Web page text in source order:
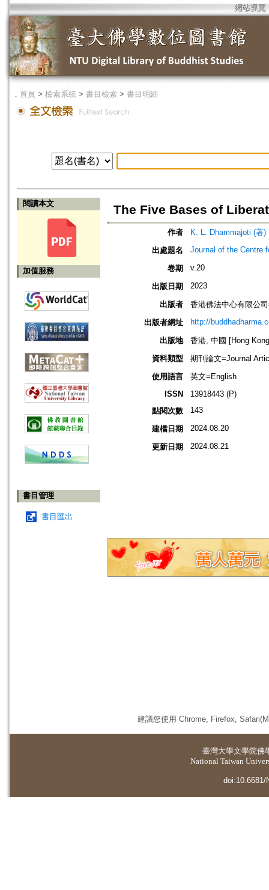
網站導覽
． 首頁 > 檢索系統 > 書目檢索 > 書目明細
閱讀本文
加值服務
書目管理
書目匯出
The Five Bases of
作者
K. L. Dhammajoti (著)
出處題名
Journal of the Centre
卷期 v.20
出版日期 2023
出版者
香港佛法中心有限公
出版者網址
http://
出版地
香港, 中國 [Hong
資料類型
期刊論文=Journal
使用語言
英文=English
ISSN
13918443 (P)
點閱次數
143
建檔日期 2024.08.20
更新日期 2024.08.21
建議您使用 Chrome, Firefox,
臺灣大學文學院佛
National Taiwan
doi:10.6681/